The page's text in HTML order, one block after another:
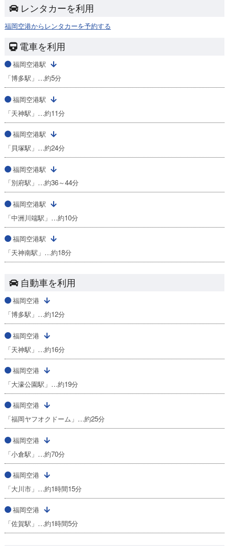
レンタカーを利用
福岡空港からレンタカーを予約する
電車を利用
福岡空港駅
「博多駅」…約5分
福岡空港駅
「天神駅」…約11分
福岡空港駅
「貝塚駅」…約24分
福岡空港駅
「別府駅」…約36～44分
福岡空港駅
「中洲川端駅」…約10分
福岡空港駅
「天神南駅」…約18分
自動車を利用
福岡空港
「博多駅」…約12分
福岡空港
「天神駅」…約16分
福岡空港
「大濠公園駅」…約19分
福岡空港
「福岡ヤフオクドーム」…約25分
福岡空港
「小倉駅」…約70分
福岡空港
「大川市」…約1時間15分
福岡空港
「佐賀駅」…約1時間5分